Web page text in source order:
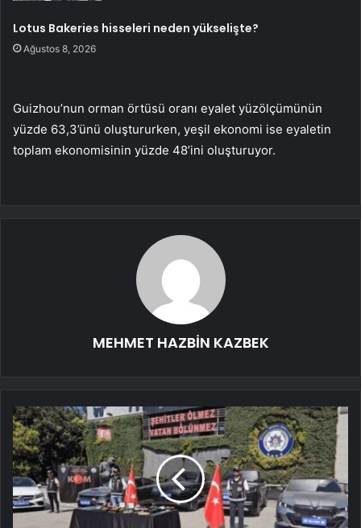
Lotus Bakeries hisseleri neden yükselişte?
Ağustos 8, 2026
Guizhou’nun orman örtüsü oranı eyalet yüzölçümünün
yüzde 63,3’ünü oluştururken, yeşil ekonomi ise eyaletin
toplam ekonomisinin yüzde 48’ini oluşturuyor.
MEHMET HAZBİN KAZBEK